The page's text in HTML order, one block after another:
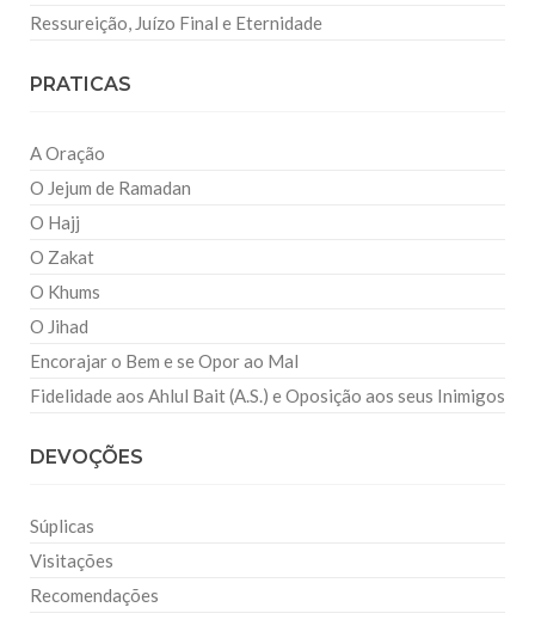
Ressureição, Juízo Final e Eternidade
PRATICAS
A Oração
O Jejum de Ramadan
O Hajj
O Zakat
O Khums
O Jihad
Encorajar o Bem e se Opor ao Mal
Fidelidade aos Ahlul Bait (A.S.) e Oposição aos seus Inimigos
DEVOÇÕES
Súplicas
Visitações
Recomendações